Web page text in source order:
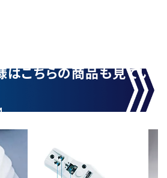
はこちらの商品も見てい